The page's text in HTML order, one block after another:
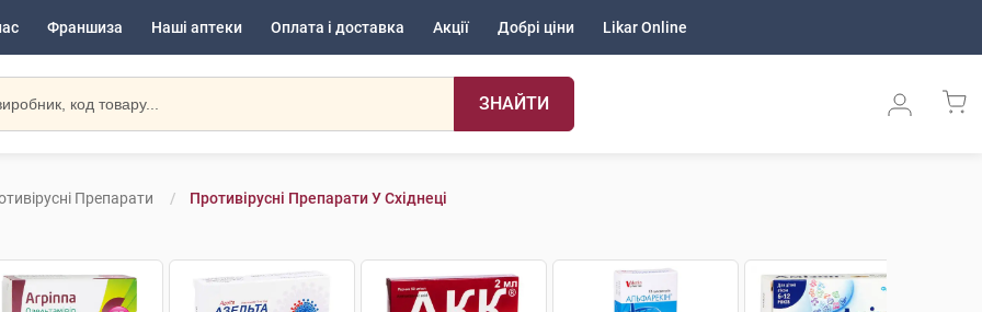
Франшиза Наші аптеки Оплата і доставка Акції Добрі ціни Likar Online
ЗНАЙТИ
Препарати Противірусні Препарати У Східнеці